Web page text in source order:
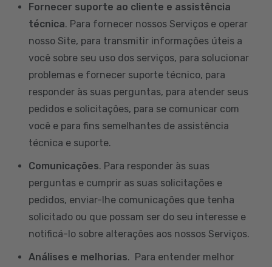
Fornecer suporte ao cliente e assistência
técnica. Para fornecer nossos Serviços e operar
nosso Site, para transmitir informações úteis a
você sobre seu uso dos serviços, para solucionar
problemas e fornecer suporte técnico, para
responder às suas perguntas, para atender seus
pedidos e solicitações, para se comunicar com
você e para fins semelhantes de assistência
técnica e suporte.
Comunicações. Para responder às suas
perguntas e cumprir as suas solicitações e
pedidos, enviar-lhe comunicações que tenha
solicitado ou que possam ser do seu interesse e
notificá-lo sobre alterações aos nossos Serviços.
Análises e melhorias. Para entender melhor